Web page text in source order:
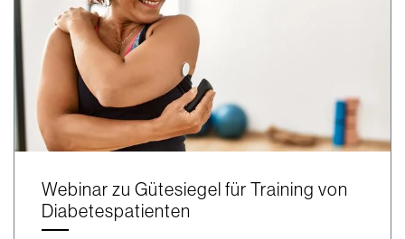
Webinar zu Gütesiegel für Training von
Diabetespatienten